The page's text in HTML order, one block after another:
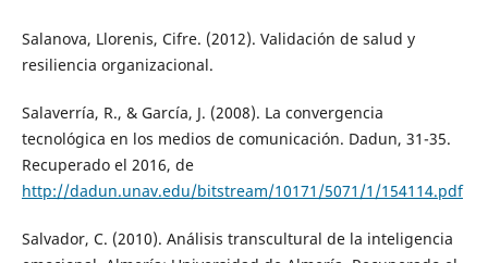
Salanova, Llorenis, Cifre. (2012). Validación de salud y
resiliencia organizacional.
Salaverría, R., & García, J. (2008). La convergencia
tecnológica en los medios de comunicación. Dadun, 31-35.
Recuperado el 2016, de
http://dadun.unav.edu/bitstream/10171/5071/1/154114.pdf
Salvador, C. (2010). Análisis transcultural de la inteligencia